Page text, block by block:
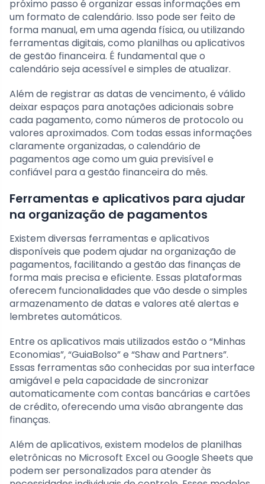
próximo passo é organizar essas informações em
um formato de calendário. Isso pode ser feito de
forma manual, em uma agenda física, ou utilizando
ferramentas digitais, como planilhas ou aplicativos
de gestão financeira. É fundamental que o
calendário seja acessível e simples de atualizar.
Além de registrar as datas de vencimento, é válido
deixar espaços para anotações adicionais sobre
cada pagamento, como números de protocolo ou
valores aproximados. Com todas essas informações
claramente organizadas, o calendário de
pagamentos age como um guia previsível e
confiável para a gestão financeira do mês.
Ferramentas e aplicativos para ajudar
na organização de pagamentos
Existem diversas ferramentas e aplicativos
disponíveis que podem ajudar na organização de
pagamentos, facilitando a gestão das finanças de
forma mais precisa e eficiente. Essas plataformas
oferecem funcionalidades que vão desde o simples
armazenamento de datas e valores até alertas e
lembretes automáticos.
Entre os aplicativos mais utilizados estão o “Minhas
Economias”, “GuiaBolso” e “Shaw and Partners”.
Essas ferramentas são conhecidas por sua interface
amigável e pela capacidade de sincronizar
automaticamente com contas bancárias e cartões
de crédito, oferecendo uma visão abrangente das
finanças.
Além de aplicativos, existem modelos de planilhas
eletrônicas no Microsoft Excel ou Google Sheets que
podem ser personalizados para atender às